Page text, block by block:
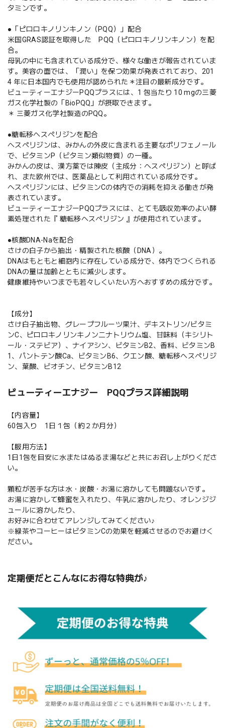
タミンです。
●「ピロロキノリンキノン（PQQ）」配合
米国GRAS認証を取得した PQQ（ピロロキノリンキノン）を配
合。
母乳の中にも含まれている成分で、様々な働きが報告されていま
す。美容の面では、「潤い」を保つ効果が発表されており、201
4 年に日本国内でも使用が認められた＊注目の最新成分です。
ビューティーエナジーPQQプラスには、1 包当たり 10 mgの三菱
ガス化学社製の「BioPQQ」が摂取できます。
＊ 三菱ガス化学社製造のPQQ。
●糖転移ヘスペリジンを配合
ヘスペリジンは、みかんの外皮に含まれる主要なポリフェノール
で、ビタミンP（ビタミン類似物質）の一種。
みかんの皮は、漢方薬では陳皮（主成分：ヘスペリジン）と呼ば
れ、また欧州では、医薬品として利用されている成分です。
ヘスペリジンには、ビタミンCの体内での消耗を抑える働きが発
表されています。
ビューティーエナジーPQQプラスには、とても吸収効率のよい酵
素処理された『 糖転移ヘスペリジン 』が使用されています。
●核酸DNA-Naを配合
さけの白子から抽出・精製された核酸（DNA）。
DNAはもともと細胞内に存在している成分で、体内でつくられる
DNAの量は加齢とともに減少します。
健康維持やいつまでも若々しくいたい方へおすすめの成分です。
【成分】
さけ白子抽出物、グレープフルーツ果汁、デキストリン/ビタミ
ンC、ピロロキノリンキノン二ナトリウム塩、甘味料（キシリト
ール・ステビア）、ナイアシン、ビタミンB2、香料、ビタミンB
1、パントテン酸Ca、ビタミンB6、クエン酸、糖転移ヘスペリジ
ン、葉酸、ビオチン、ビタミンB12
ビューティーエナジー PQQプラス詳細説明
【内容量】
60包入り 1日１包（約２か月分）
【服用方法】
1日1包を目安に水またはぬるま湯などと共にお召し上がりくださ
い。
顆粒が苦手な方は水・炭酸・お湯に溶かしても問題ないです。
お湯に溶かして蜂蜜を入れたり、牛乳に溶かしたり、オレンジジ
ュールに溶かしたり、
お好みに合わせてアレンジしてみてください♪
※緑茶やコーヒーはビタミンCの効果を軽減させるのでお避けく
ださい。
定期便だとこんなにお得な特典が♪